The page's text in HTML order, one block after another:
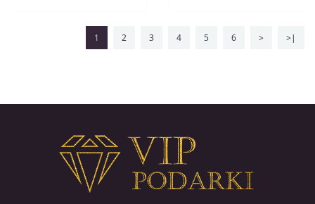
1 2 3 4 5 6 > >|